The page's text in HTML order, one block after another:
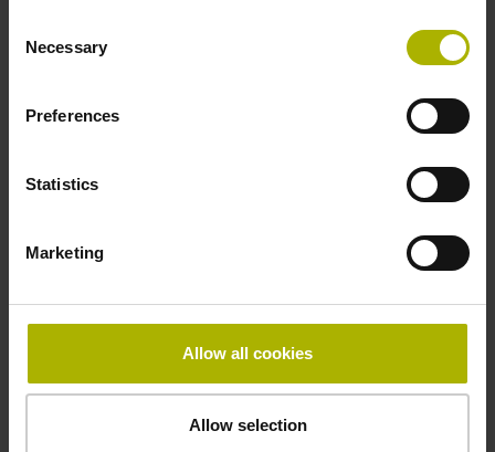
Selection
Necessary
Preferences
Statistics
Marketing
Allow all cookies
Allow selection
Breite
Downloads / CAD / Montage
Anschlussmaße
Betriebsanleitung